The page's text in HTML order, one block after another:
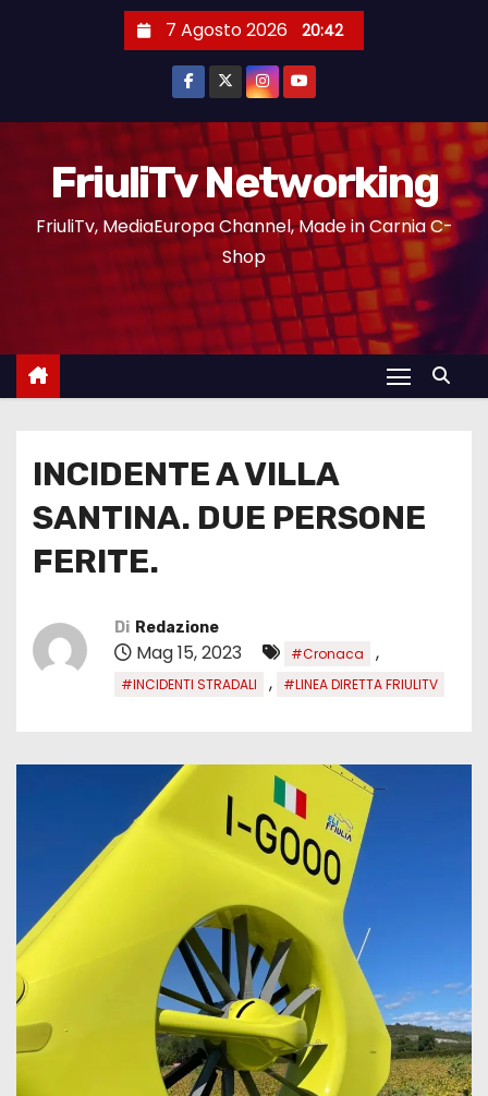
7 Agosto 2026 20:42
FriuliTv Networking
FriuliTv, MediaEuropa Channel, Made in Carnia C-
Shop
INCIDENTE A VILLA
SANTINA. DUE PERSONE
FERITE.
Di Redazione
Mag 15, 2023 #Cronaca ,
#INCIDENTI STRADALI , #LINEA DIRETTA FRIULITV